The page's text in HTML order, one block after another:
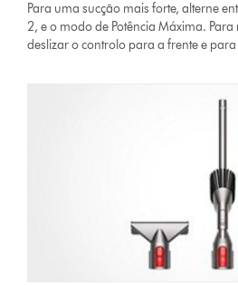
Para uma sucção mais forte, alterne
2, e o modo de Potência Máxima.
deslizar o controlo para a frente e para